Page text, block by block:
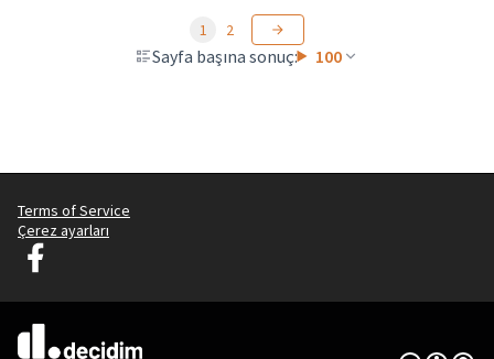
Sayfa başına sonuç: 100
1 2
Terms of Service
Çerez ayarları
Graz Gemeinsam Gestalten Facebook'ta